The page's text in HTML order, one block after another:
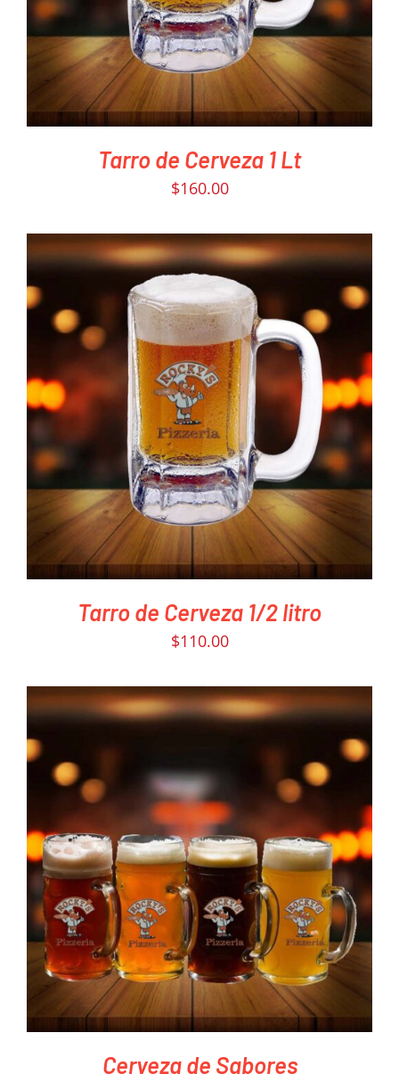
Tarro de Cerveza 1 Lt
$160.00
PEDIR AHORA
/
DETAILS
Tarro de Cerveza 1/2 litro
$110.00
PEDIR AHORA
/
DETAILS
Cerveza de Sabores